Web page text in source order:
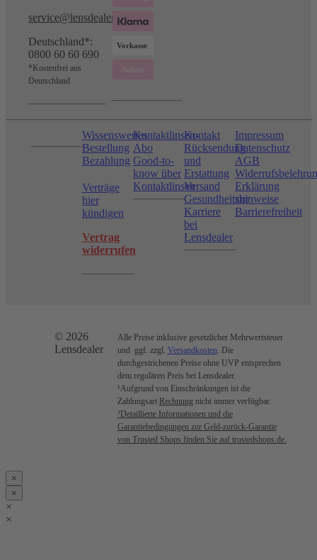
service@lensdealer.com
Deutschland*:
0800 60 60 690
*Kostenfrei aus
Deutschland
Wissenswertes
Bestellung
Bezahlung
Verträge
hier
kündigen
Vertrag
widerrufen
Kontaktlinsen-
Abo
Good-to-
know über
Kontaktlinsen
Kontakt
Rücksendung
und
Erstattung
Versand
Gesundheitshinweise
Karriere
bei
Lensdealer
Impressum
Datenschutz
AGB
Erklärung
zur
Barrierefreiheit
© 2026
Lensdealer
Alle Preise inklusive gesetzlicher Mehrwertsteuer
und ggf. zzgl. Versandkosten . Die
durchgestrichenen Preise ohne UVP entsprechen
dem regulären Preis bei Lensdealer.
¹Aufgrund von Einschränkungen ist die
Zahlungsart Rechnung nicht immer verfügbar.
²Detaillierte Informationen und die
Garantiebedingungen zur Geld-zurück-Garantie
von Trusted Shops finden Sie auf trustedshops.de.
×
×
×
×